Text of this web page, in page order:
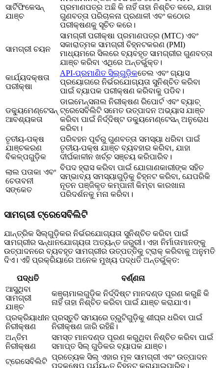
ସାର୍ଟିଫିକେସନ୍
ଯାଞ୍ଚ
ପ୍ରମାଣପତ୍ର ଅଛି କି ନାହିଁ ତାହା ନିଶ୍ଚିତ କରେ, ଯାହା
ଗୁଣବତ୍ତା ପରିଚାଳନା ପ୍ରଣାଳୀ ଏବଂ କଠୋର
ପରୀକ୍ଷଣକୁ ସୂଚିତ କରେ।
ସାମଗ୍ରୀ ଚୟନ
ସାମଗ୍ରୀ ପରୀକ୍ଷା ପ୍ରମାଣପତ୍ର (MTC) ଏବଂ
ସକାରାତ୍ମକ ସାମଗ୍ରୀ ଚିହ୍ନଟକରଣ (PMI)
ମାଧ୍ୟମରେ ସିଲରେ ବ୍ୟବହୃତ ସାମଗ୍ରୀର ଗୁଣବତ୍ତା
ଯାଞ୍ଚ କରିବା ଏଥିରେ ଅନ୍ତର୍ଭୁକ୍ତ।
କାର୍ଯ୍ୟଦକ୍ଷତା
ପରୀକ୍ଷା
API-ପ୍ରମାଣିତ ସିଲ୍‌ଗୁଡ଼ିକତେଲ ଏବଂ ଗ୍ୟାସ
ପ୍ରୟୋଗରେ ନିର୍ଭରଯୋଗ୍ୟତା ସୁନିଶ୍ଚିତ କରିବା
ପାଇଁ ବ୍ୟାପକ ପରୀକ୍ଷଣ କରିବାକୁ ପଡିବ।
ଡକ୍ୟୁମେଣ୍ଟେସନ୍
ଆବଶ୍ୟକତା
ଡାଇମେନ୍ସନାଲ ନିରୀକ୍ଷଣ ରିପୋର୍ଟ ଏବଂ ବ୍ୟାଚ୍
ଟ୍ରେସେବିଲିଟି ସମେତ ଉତ୍ପାଦନ ଅଭ୍ୟାସ ଯାଞ୍ଚ
କରିବା ପାଇଁ ନିର୍ଦ୍ଦିଷ୍ଟ ଡକ୍ୟୁମେଣ୍ଟେସନ୍ ଅନୁରୋଧ
କରିବା।
ତୃତୀୟ-ପକ୍ଷ
ଯାଞ୍ଚକରଣ
ବିକଳ୍ପଗୁଡ଼ିକ
ପରିବହନ ପୂର୍ବରୁ ଗୁଣବତ୍ତା ସମସ୍ୟା ଧରିବା ପାଇଁ
ତୃତୀୟ-ପକ୍ଷ ଯାଞ୍ଚ ବ୍ୟବହାର କରିବା, ଯାହା
ଦୀର୍ଘକାଳୀନ ଖର୍ଚ୍ଚ ସଞ୍ଚୟ କରିପାରିବ।
ଲାଲ ପତାକା ଏବଂ
ଚେତାବନୀ
ସଙ୍କେତ
ବିପଦ ହ୍ରାସ କରିବା ପାଇଁ ଯୋଗାଣକାରୀଙ୍କ ସହିତ
ସମ୍ଭାବ୍ୟ ସମସ୍ୟାଗୁଡ଼ିକୁ ଚିହ୍ନଟ କରିବା, ଯେପରିକି
ନୂତନ ପଞ୍ଜିକୃତ କମ୍ପାନୀ କିମ୍ବା କାରଖାନା
ପରିଦର୍ଶନକୁ ମନା କରିବା।
ସାମଗ୍ରୀ ଟ୍ରେସେବିଲିଟି
ଯାନ୍ତ୍ରିକ ସିଲ୍‌ଗୁଡ଼ିକର ନିର୍ଭରଯୋଗ୍ୟତା ସୁନିଶ୍ଚିତ କରିବା ପାଇଁ
ସାମଗ୍ରୀର ସନ୍ଧାନଯୋଗ୍ୟତା ଅତ୍ୟନ୍ତ ଜରୁରୀ। ଏହା ନିର୍ମାତାମାନଙ୍କୁ
ଉତ୍ପାଦନରେ ବ୍ୟବହୃତ ସାମଗ୍ରୀର ଉତ୍ପତ୍ତିକୁ ଟ୍ରାକ୍ କରିବାକୁ ଅନୁମତି
ଦିଏ। ଏହି ପ୍ରକ୍ରିୟାରେ ଅନେକ ମୁଖ୍ୟ ପଦ୍ଧତି ଅନ୍ତର୍ଭୁକ୍ତ:
ପଦ୍ଧତି
ବର୍ଣ୍ଣନା
ଆସୁଥିବା
ସାମଗ୍ରୀ
ଯାଞ୍ଚ
କଞ୍ଚାମାଲଗୁଡ଼ିକ ନିର୍ଦ୍ଦିଷ୍ଟ ମାନଦଣ୍ଡ ପୂରଣ କରୁଛି କି
ନାହିଁ ତାହା ନିଶ୍ଚିତ କରିବା ପାଇଁ ଯାଞ୍ଚ କରାଯାଏ।
ପ୍ରକ୍ରିୟାଧୀନ
ନିରୀକ୍ଷଣ
ପ୍ରସ୍ତୁତି ସମୟରେ ତ୍ରୁଟିଗୁଡ଼ିକୁ ଶୀଘ୍ର ଧରିବା ପାଇଁ
ନିରୀକ୍ଷଣ ଜାରି ରହିଛି।
ଅନ୍ତିମ
ନିରୀକ୍ଷଣ
ସମସ୍ତ ମାନଦଣ୍ଡ ପୂରଣ କରୁଥିବା ନିଶ୍ଚିତ କରିବା ପାଇଁ
ସମାପ୍ତ ସିଲ୍ ଗୁଡିକର ବ୍ୟାପକ ଯାଞ୍ଚ।
ଟ୍ରେସେବିଲିଟି
ପ୍ରତ୍ୟେକ ସିଲ୍ ଏହାର ମୂଳ ସାମଗ୍ରୀ ଏବଂ ଉତ୍ପାଦନ
ପଦକ୍ଷେପ ପର୍ଯ୍ୟନ୍ତ ଚିହ୍ନଟ କରାଯାଇପାରିବ।